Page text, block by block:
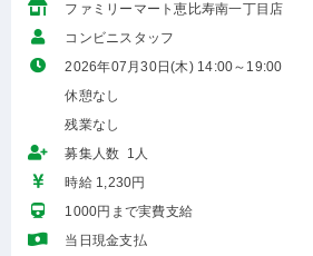
ファミリーマート恵比寿南一丁目店
コンビニスタッフ
2026年07月30日(木) 14:00～19:00
休憩なし
残業なし
募集人数 1人
時給 1,230円
1000円まで実費支給
当日現金支払